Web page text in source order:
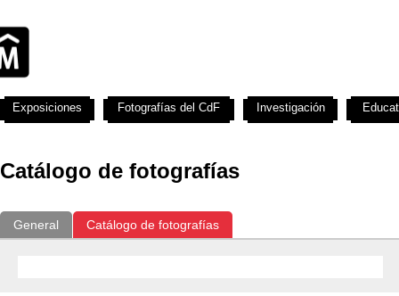
Catálogo de fotografías
General Catálogo de fotografías
Exposiciones Fotografías del CdF Investigación